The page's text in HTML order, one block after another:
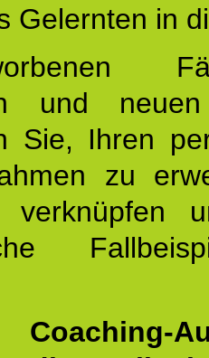
Gelernten in
und
Sie, Ihren
zu
verknüpfen